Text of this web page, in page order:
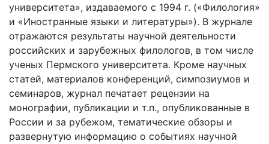
университета», издаваемого с 1994 г. («Филология»
и «Иностранные языки и литературы»). В журнале
отражаются результаты научной деятельности
российских и зарубежных филологов, в том числе
ученых Пермского университета. Кроме научных
статей, материалов конференций, симпозиумов и
семинаров, журнал печатает рецензии на
монографии, публикации и т.п., опубликованные в
России и за рубежом, тематические обзоры и
развернутую информацию о событиях научной